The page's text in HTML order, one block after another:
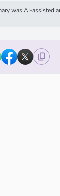
was AI-assisted